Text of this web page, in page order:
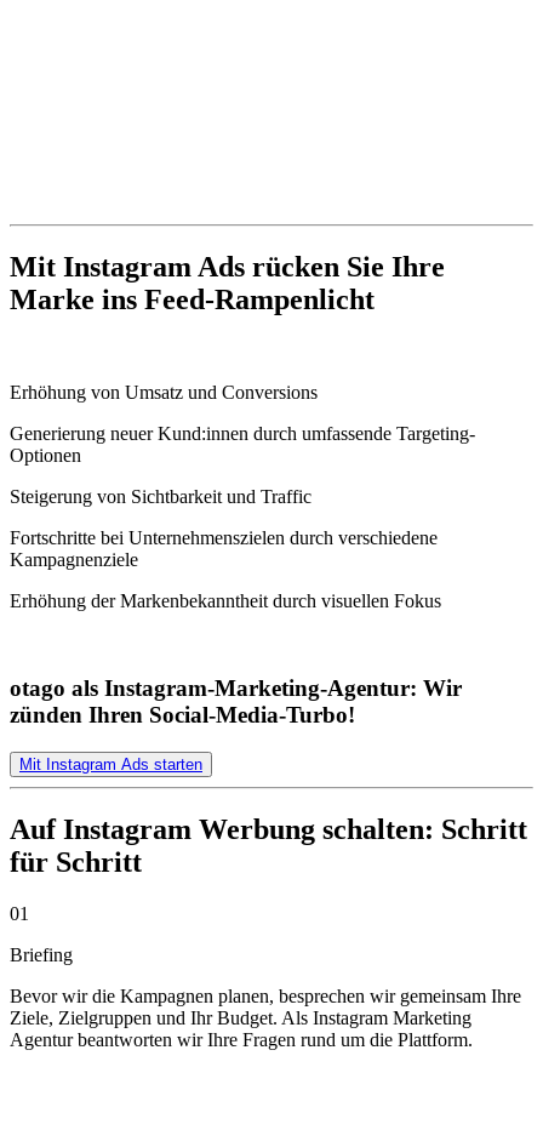
Mit Instagram Ads rücken Sie Ihre
Marke ins Feed-Rampenlicht
Erhöhung von Umsatz und Conversions
Generierung neuer Kund:innen durch umfassende Targeting-
Optionen
Steigerung von Sichtbarkeit und Traffic
Fortschritte bei Unternehmenszielen durch verschiedene
Kampagnenziele
Erhöhung der Markenbekanntheit durch visuellen Fokus
otago als Instagram-Marketing-Agentur: Wir
zünden Ihren Social-Media-Turbo!
Mit Instagram Ads starten
Auf Instagram Werbung schalten: Schritt
für Schritt
01
Briefing
Bevor wir die Kampagnen planen, besprechen wir gemeinsam Ihre
Ziele, Zielgruppen und Ihr Budget. Als Instagram Marketing
Agentur beantworten wir Ihre Fragen rund um die Plattform.